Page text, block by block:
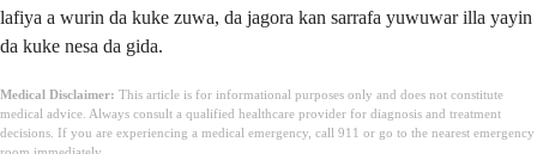
lafiya a wurin da kuke zuwa, da jagora kan sarrafa yuwuwar illa yayin
da kuke nesa da gida.
Medical Disclaimer: This article is for informational purposes only and does not constitute
medical advice. Always consult a qualified healthcare provider for diagnosis and treatment
decisions. If you are experiencing a medical emergency, call 911 or go to the nearest emergency